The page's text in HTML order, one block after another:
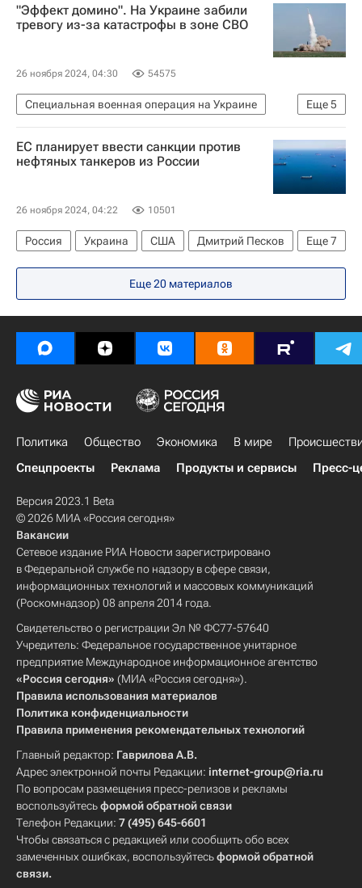
"Эффект домино". На Украине забили
тревогу из-за катастрофы в зоне СВО
26 ноября 2024, 04:30 54575
Еще5
Специальная военная операция на Украине
В мире
Донецкая Народная Республика
Украина
Вооруженные силы Украины
ЕС планирует ввести санкции против
нефтяных танкеров из России
26 ноября 2024, 04:22 10501
Еще7
Россия Украина США
Дмитрий Песков
Владимир Путин
Мао Нин
Евросоюз
Вооруженные силы Украины
Санкции в отношении России
В мире
Еще 20 материалов
Политика Общество Экономика В мире
Спецпроекты
Реклама Продукты и сервисы Пресс-
Версия 2023.1 Beta
© 2026 МИА «Россия сегодня»
Вакансии
Сетевое издание РИА Новости зарегистрировано
в Федеральной службе по надзору в сфере связи,
информационных технологий и массовых коммуникаций
(Роскомнадзор) 08 апреля 2014 года.
Свидетельство о регистрации Эл № ФС77-57640
Учредитель: Федеральное государственное унитарное
предприятие Международное информационное агентство
«Россия сегодня» (МИА «Россия сегодня»).
Правила использования материалов
Политика конфиденциальности
Правила применения рекомендательных технологий
Главный редактор: Гаврилова А.В.
Адрес электронной почты Редакции: internet-group@ria.ru
По вопросам размещения пресс-релизов и рекламы
воспользуйтесьформой обратной связи
Телефон Редакции: 7 (495) 645-6601
Чтобы связаться с редакцией или сообщить обо всех
замеченных ошибках, воспользуйтесьформой обратной
связи.